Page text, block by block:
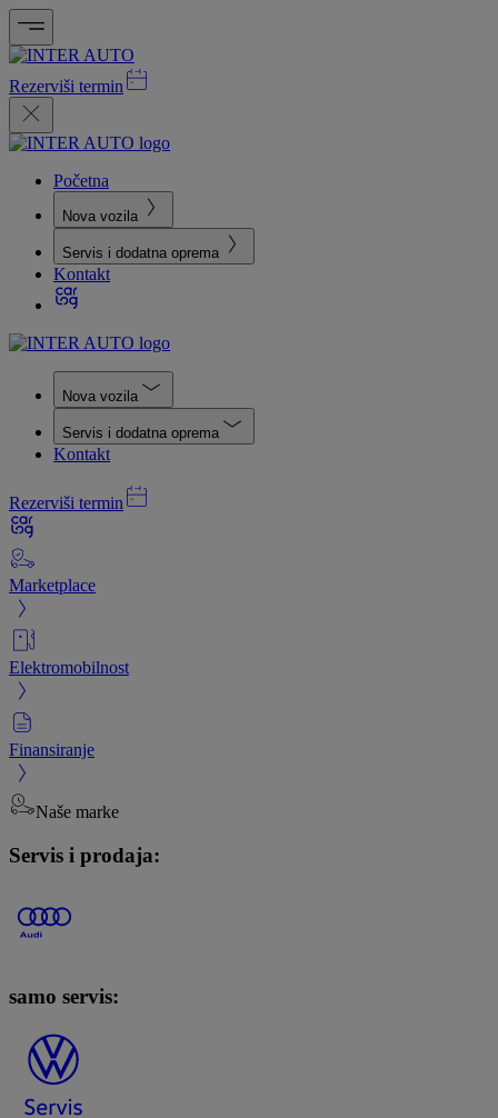
Rezerviši termin
Početna
Nova vozila
Servis i dodatna oprema
Kontakt
Nova vozila
Servis i dodatna oprema
Kontakt
Rezerviši termin
Marketplace
Elektromobilnost
Finansiranje
Naše marke
Servis i prodaja:
samo servis: